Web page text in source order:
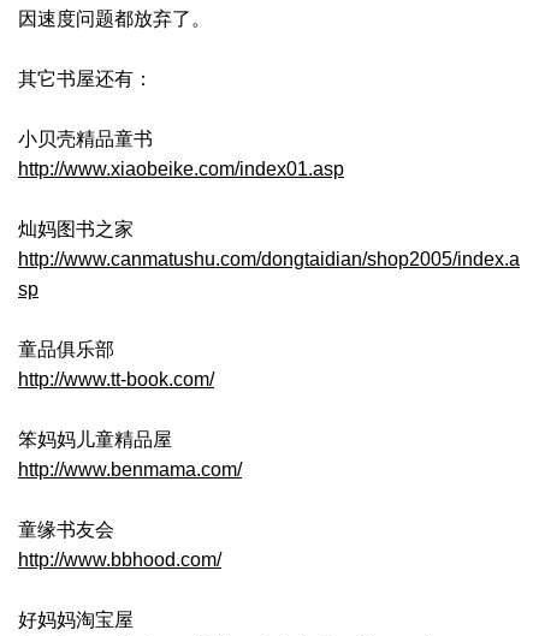
因速度问题都放弃了。
其它书屋还有：
小贝壳精品童书
http://www.xiaobeike.com/index01.asp
灿妈图书之家
http://www.canmatushu.com/dongtaidian/shop2005/index.a
sp
童品俱乐部
http://www.tt-book.com/
笨妈妈儿童精品屋
http://www.benmama.com/
童缘书友会
http://www.bbhood.com/
好妈妈淘宝屋